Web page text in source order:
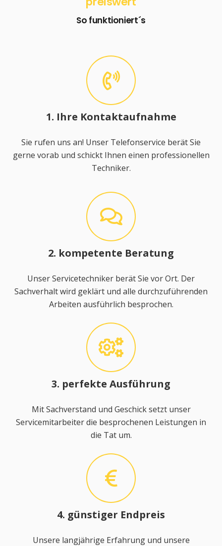
So funktioniert´s
1. Ihre Kontaktaufnahme
Sie rufen uns an! Unser Telefonservice berät Sie
gerne vorab und schickt Ihnen einen professionellen
Techniker.
2. kompetente Beratung
Unser Servicetechniker berät Sie vor Ort. Der
Sachverhalt wird geklärt und alle durchzuführenden
Arbeiten ausführlich besprochen.
3. perfekte Ausführung
Mit Sachverstand und Geschick setzt unser
Servicemitarbeiter die besprochenen Leistungen in
die Tat um.
4. günstiger Endpreis
Unsere langjährige Erfahrung und unsere